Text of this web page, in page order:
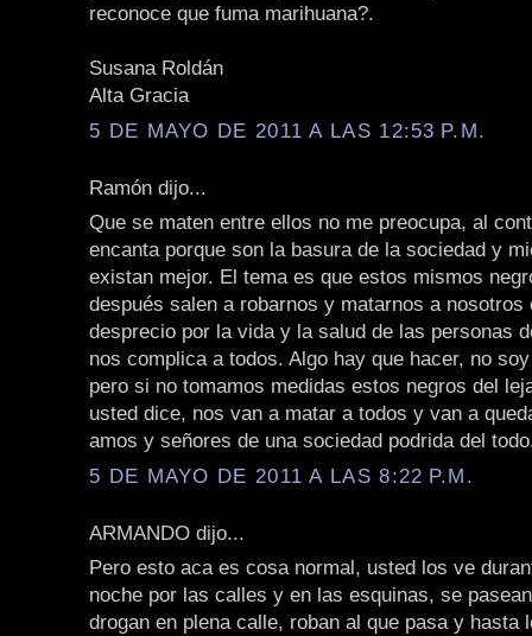
reconoce que fuma marihuana?.
Susana Roldán
Alta Gracia
5 DE MAYO DE 2011 A LAS 12:53 P.M.
Ramón dijo...
Que se maten entre ellos no me preocupa, al
encanta porque son la basura de la sociedad y
existan mejor. El tema es que estos mismos
después salen a robarnos y matarnos a nosotros
desprecio por la vida y la salud de las personas
nos complica a todos. Algo hay que hacer, no
pero si no tomamos medidas estos negros del
usted dice, nos van a matar a todos y van a
amos y señores de una sociedad podrida del
5 DE MAYO DE 2011 A LAS 8:22 P.M.
ARMANDO dijo...
Pero esto aca es cosa normal, usted los ve
noche por las calles y en las esquinas, se
drogan en plena calle, roban al que pasa y hasta